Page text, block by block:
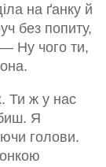
на ґанку й
без попиту,
Ну чого ти,
Ти ж у нас
Я
голови.